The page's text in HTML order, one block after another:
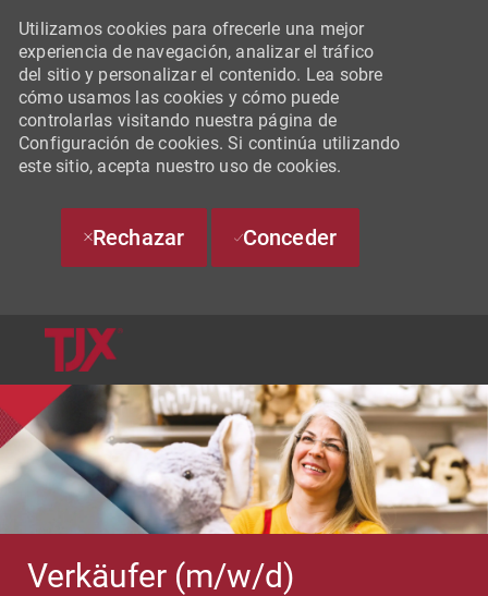
Utilizamos cookies para ofrecerle una mejor
experiencia de navegación, analizar el tráfico
del sitio y personalizar el contenido. Lea sobre
cómo usamos las cookies y cómo puede
controlarlas visitando nuestra página de
Configuración de cookies. Si continúa utilizando
este sitio, acepta nuestro uso de cookies.
Rechazar Conceder
Verkäufer (m/w/d)